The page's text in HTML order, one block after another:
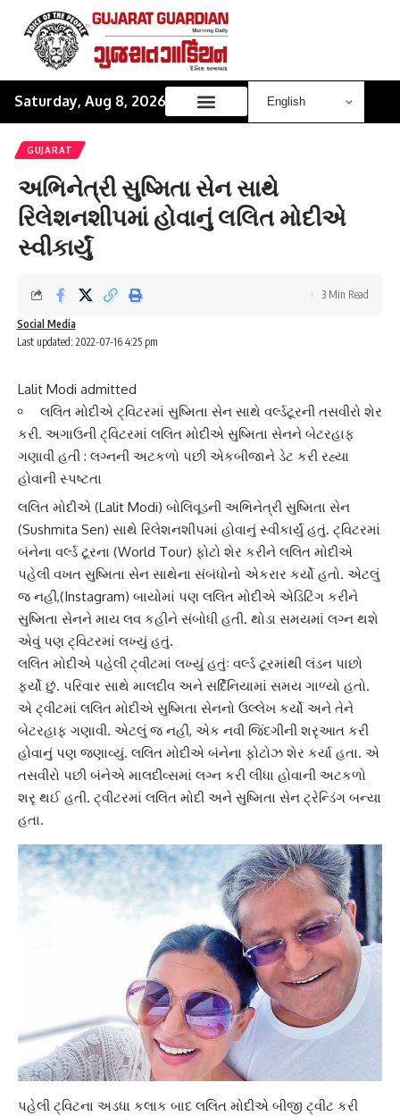
Saturday, Aug 8, 2026
GUJARAT
અભિનેત્રી સુષ્મિતા સેન સાથે
રિલેશનશીપમાં હોવાનું લલિત મોદીએ
સ્વીકાર્યું
Last updated: 2022-07-16 4:25 pm
Social Media
3 Min Read
Lalit Modi admitted
લલિત મોદીએ ટ્વિટરમાં સુષ્મિતા સેન સાથે વર્લ્ડટૂરની તસવીરો શેર
કરી. અગાઉની ટ્વિટરમાં લલિત મોદીએ સુષ્મિતા સેનને બેટરહાફ
ગણાવી હતી : લગ્નની અટકળો પછી એકબીજાને ડેટ કરી રહ્યા
હોવાની સ્પષ્ટતા
લલિત મોદીએ (Lalit Modi) બોલિવૂડની અભિનેત્રી સુષ્મિતા સેન
(Sushmita Sen) સાથે રિલેશનશીપમાં હોવાનું સ્વીકાર્યું હતું. ટ્વિટરમાં
બંનેના વર્લ્ડ ટૂરના (World Tour) ફોટો શેર કરીને લલિત મોદીએ
પહેલી વખત સુષ્મિતા સેન સાથેના સંબંધોનો એકરાર કર્યો હતો. એટલું
જ નહીં,(Instagram) બાયોમાં પણ લલિત મોદીએ એડિટિંગ કરીને
સુષ્મિતા સેનને માય લવ કહીને સંબોધી હતી. થોડા સમયમાં લગ્ન થશે
એવું પણ ટ્વિટરમાં લખ્યું હતું.
લલિત મોદીએ પહેલી ટ્વીટમાં લખ્યું હતુંઃ વર્લ્ડ ટૂરમાંથી લંડન પાછો
ફર્યો છું. પરિવાર સાથે માલદીવ અને સર્દિનિયામાં સમય ગાળ્યો હતો.
એ ટ્વીટમાં લલિત મોદીએ સુષ્મિતા સેનનો ઉલ્લેખ કર્યો અને તેને
બેટરહાફ ગણાવી. એટલું જ નહીં, એક નવી જિંદગીની શરૃઆત કરી
હોવાનું પણ જણાવ્યું. લલિત મોદીએ બંનેના ફોટોઝ શેર કર્યા હતા. એ
તસવીરો પછી બંનેએ માલદીવ્સમાં લગ્ન કરી લીધા હોવાની અટકળો
શરૃ થઈ હતી. ટ્વીટરમાં લલિત મોદી અને સુષ્મિતા સેન ટ્રેન્ડિંગ બન્યા
હતા.
પહેલી ટ્વિટના અડધા કલાક બાદ લલિત મોદીએ બીજી ટ્વીટ કરી